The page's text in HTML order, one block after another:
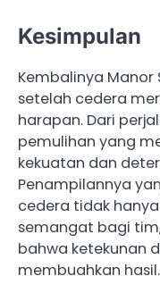
Kesimpulan
​Kembalinya Manor
setelah cedera
harapan.​ Dari
pemulihan yang
kekuatan dan
Penampilannya
cedera tidak
semangat bagi
bahwa ketekunan
membuahkan hasil.